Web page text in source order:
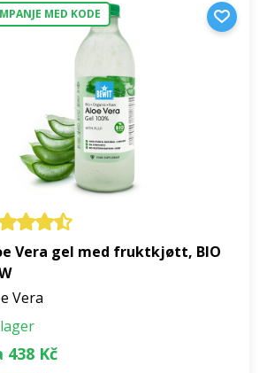
MED KODE
Vera gel med fruktkjøtt, BIO
Vera
438 Kč